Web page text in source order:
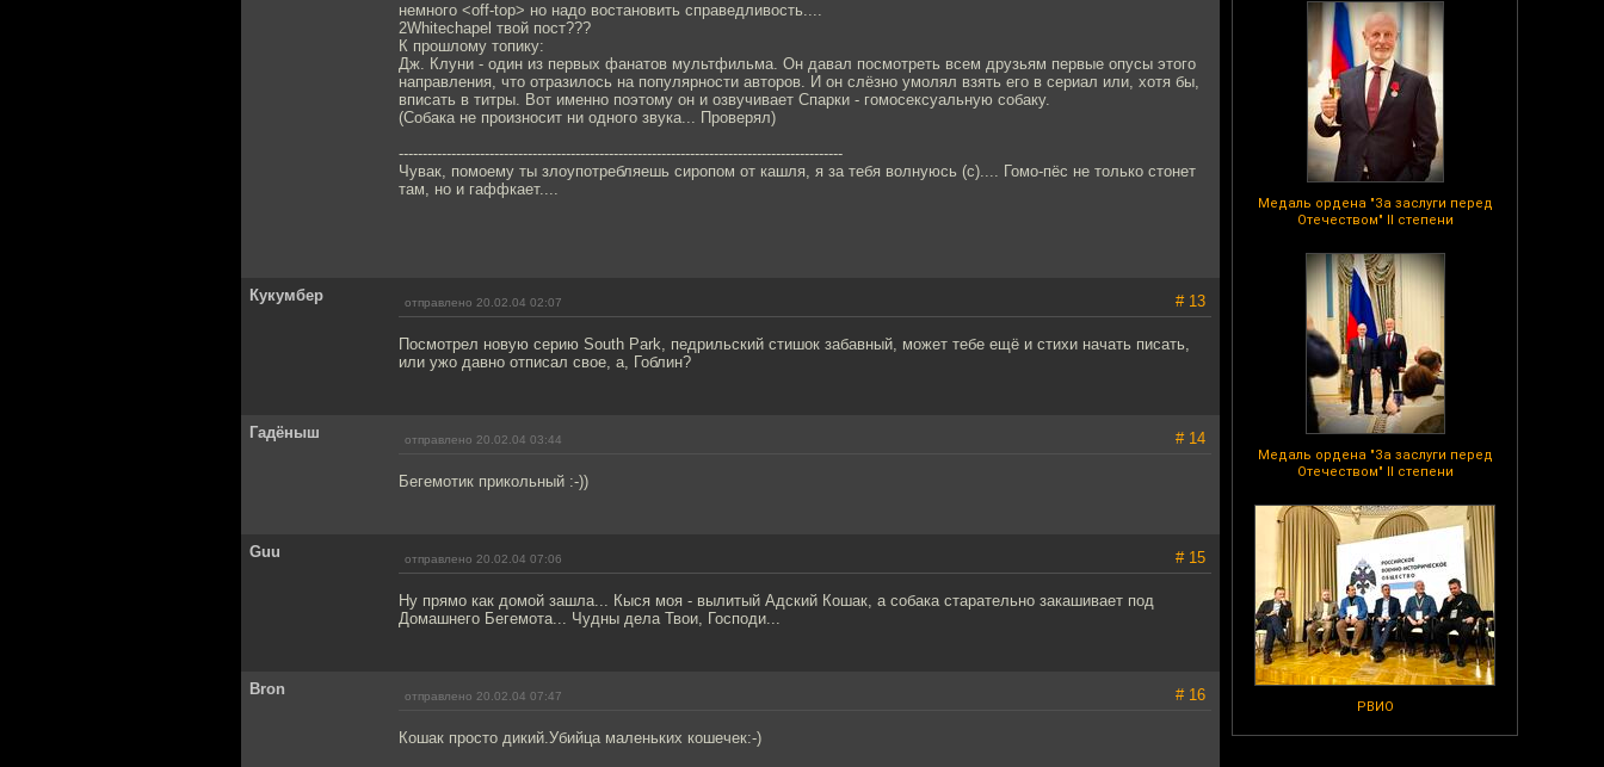
Медаль ордена "За заслуги перед
Отечеством" II степени
Медаль ордена "За заслуги перед
Отечеством" II степени
РВИО
немного <off-top> но надо востановить справедливость....
2Whitechapel твой пост???
К прошлому топику:
Дж. Клуни - один из первых фанатов мультфильма. Он давал посмотреть всем друзьям первые опусы этого
направления, что отразилось на популярности авторов. И он слёзно умолял взять его в сериал или, хотя бы,
вписать в титры. Вот именно поэтому он и озвучивает Спарки - гомосексуальную собаку.
(Собака не произносит ни одного звука... Проверял)
---------------------------------------------------------------------------------------------
Чувак, помоему ты злоупотребляешь сиропом от кашля, я за тебя волнуюсь (с).... Гомо-пёс не только стонет
там, но и гаффкает....
Кукумбер отправлено 20.02.04 02:07 # 13
Посмотрел новую серию South Park, педрильский стишок забавный, может тебе ещё и стихи начать писать,
или ужо давно отписал свое, а, Гоблин?
Гадёныш отправлено 20.02.04 03:44 # 14
Бегемотик прикольный :-))
Guu отправлено 20.02.04 07:06 # 15
Ну прямо как домой зашла... Кыся моя - вылитый Адский Кошак, а собака старательно закашивает под
Домашнего Бегемота... Чудны дела Твои, Господи...
Bron отправлено 20.02.04 07:47 # 16
Кошак просто дикий.Убийца маленьких кошечек:-)